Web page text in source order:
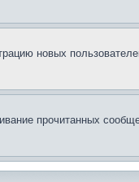
новых
прочитанных